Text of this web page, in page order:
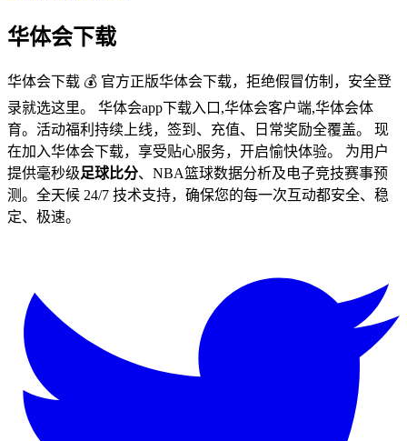
华体会下载
华体会下载 💰 官方正版华体会下载，拒绝假冒仿制，安全登
录就选这里。 华体会app下载入口,华体会客户端,华体会体
育。活动福利持续上线，签到、充值、日常奖励全覆盖。 现
在加入华体会下载，享受贴心服务，开启愉快体验。 为用户
提供毫秒级足球比分、NBA篮球数据分析及电子竞技赛事预
测。全天候 24/7 技术支持，确保您的每一次互动都安全、稳
定、极速。